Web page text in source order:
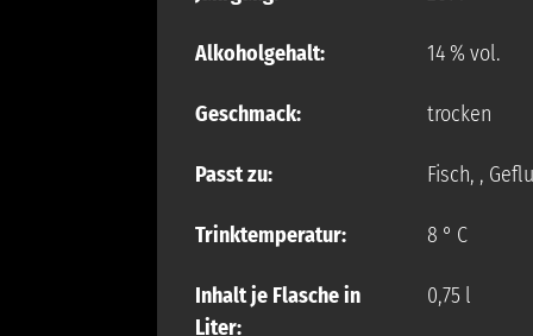
Alkoholgehalt: 14 % vol.
Geschmack: trocken
Passt zu: Fisch, ,
Trinktemperatur: 8 ° C
Inhalt je Flasche in
Liter:
0,75 l